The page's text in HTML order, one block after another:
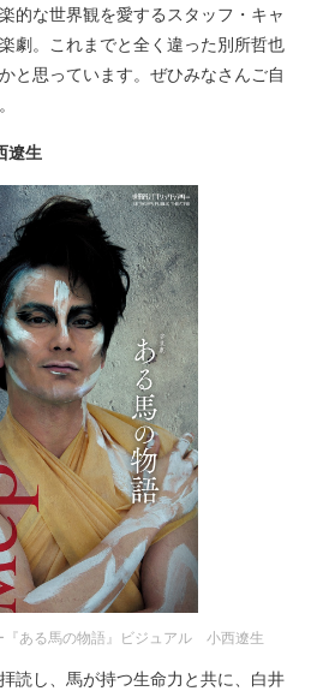
的な世界観を愛するスタッフ・キャ
劇。これまでと全く違った別所哲也
と思っています。ぜひみなさんご自
遼生
『ある馬の物語』ビジュアル 小西遼生
読し、馬が持つ生命力と共に、白井